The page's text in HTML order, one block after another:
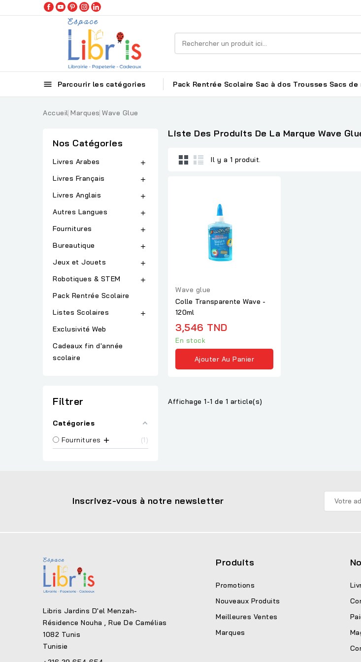
 Parcourir les catégories Pack Rentrée Scolaire Sac à dos Trousses Sacs de
Accueil Marques Wave Glue
Nos Catégories
Livres Arabes 
Livres Français 
Livres Anglais 
Autres Langues 
Fournitures 
Bureautique 
Jeux et Jouets 
Robotiques & STEM 
Pack Rentrée Scolaire
Listes Scolaires

Exclusivité Web
Cadeaux fin d'année
scolaire
Filtrer
Catégories
Fournitures
1
Liste Des Produits De La Marque Wave
Il y a 1 produit.
Wave glue
Colle Transparente Wave -
120ml
3,546 TND
En stock
Ajouter Au Panier
Affichage 1-1 de 1 article(s)
Inscrivez-vous à notre newsletter
Libris Jardins D'el Menzah-
Résidence Nouha , Rue De Camélias
1082 Tunis
Tunisie
Produits
Promotions
Nouveaux Produits
Meilleures Ventes
Marques